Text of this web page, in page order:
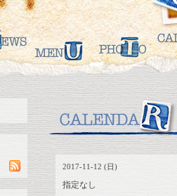
2017-11-12 (日)
指定なし